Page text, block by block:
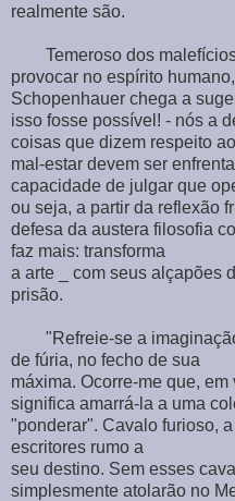
realmente são.
Temeroso dos malefícios
provocar no espírito humano,
Schopenhauer chega a
isso fosse possível! - nós a
coisas que dizem respeito
mal-estar devem ser
capacidade de julgar que
ou seja, a partir da reflexão
defesa da austera filosofia
faz mais: transforma
a arte _ com seus alçapões
prisão.
"Refreie-se a
de fúria, no fecho de sua
máxima. Ocorre-me que,
significa amarrá-la a uma
"ponderar". Cavalo furioso,
escritores rumo a
seu destino. Sem esses
simplesmente atolarão no